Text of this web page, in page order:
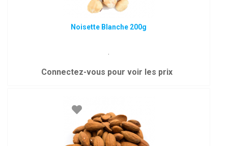
Noisette Blanche 200g
.
Connectez-vous pour voir les prix